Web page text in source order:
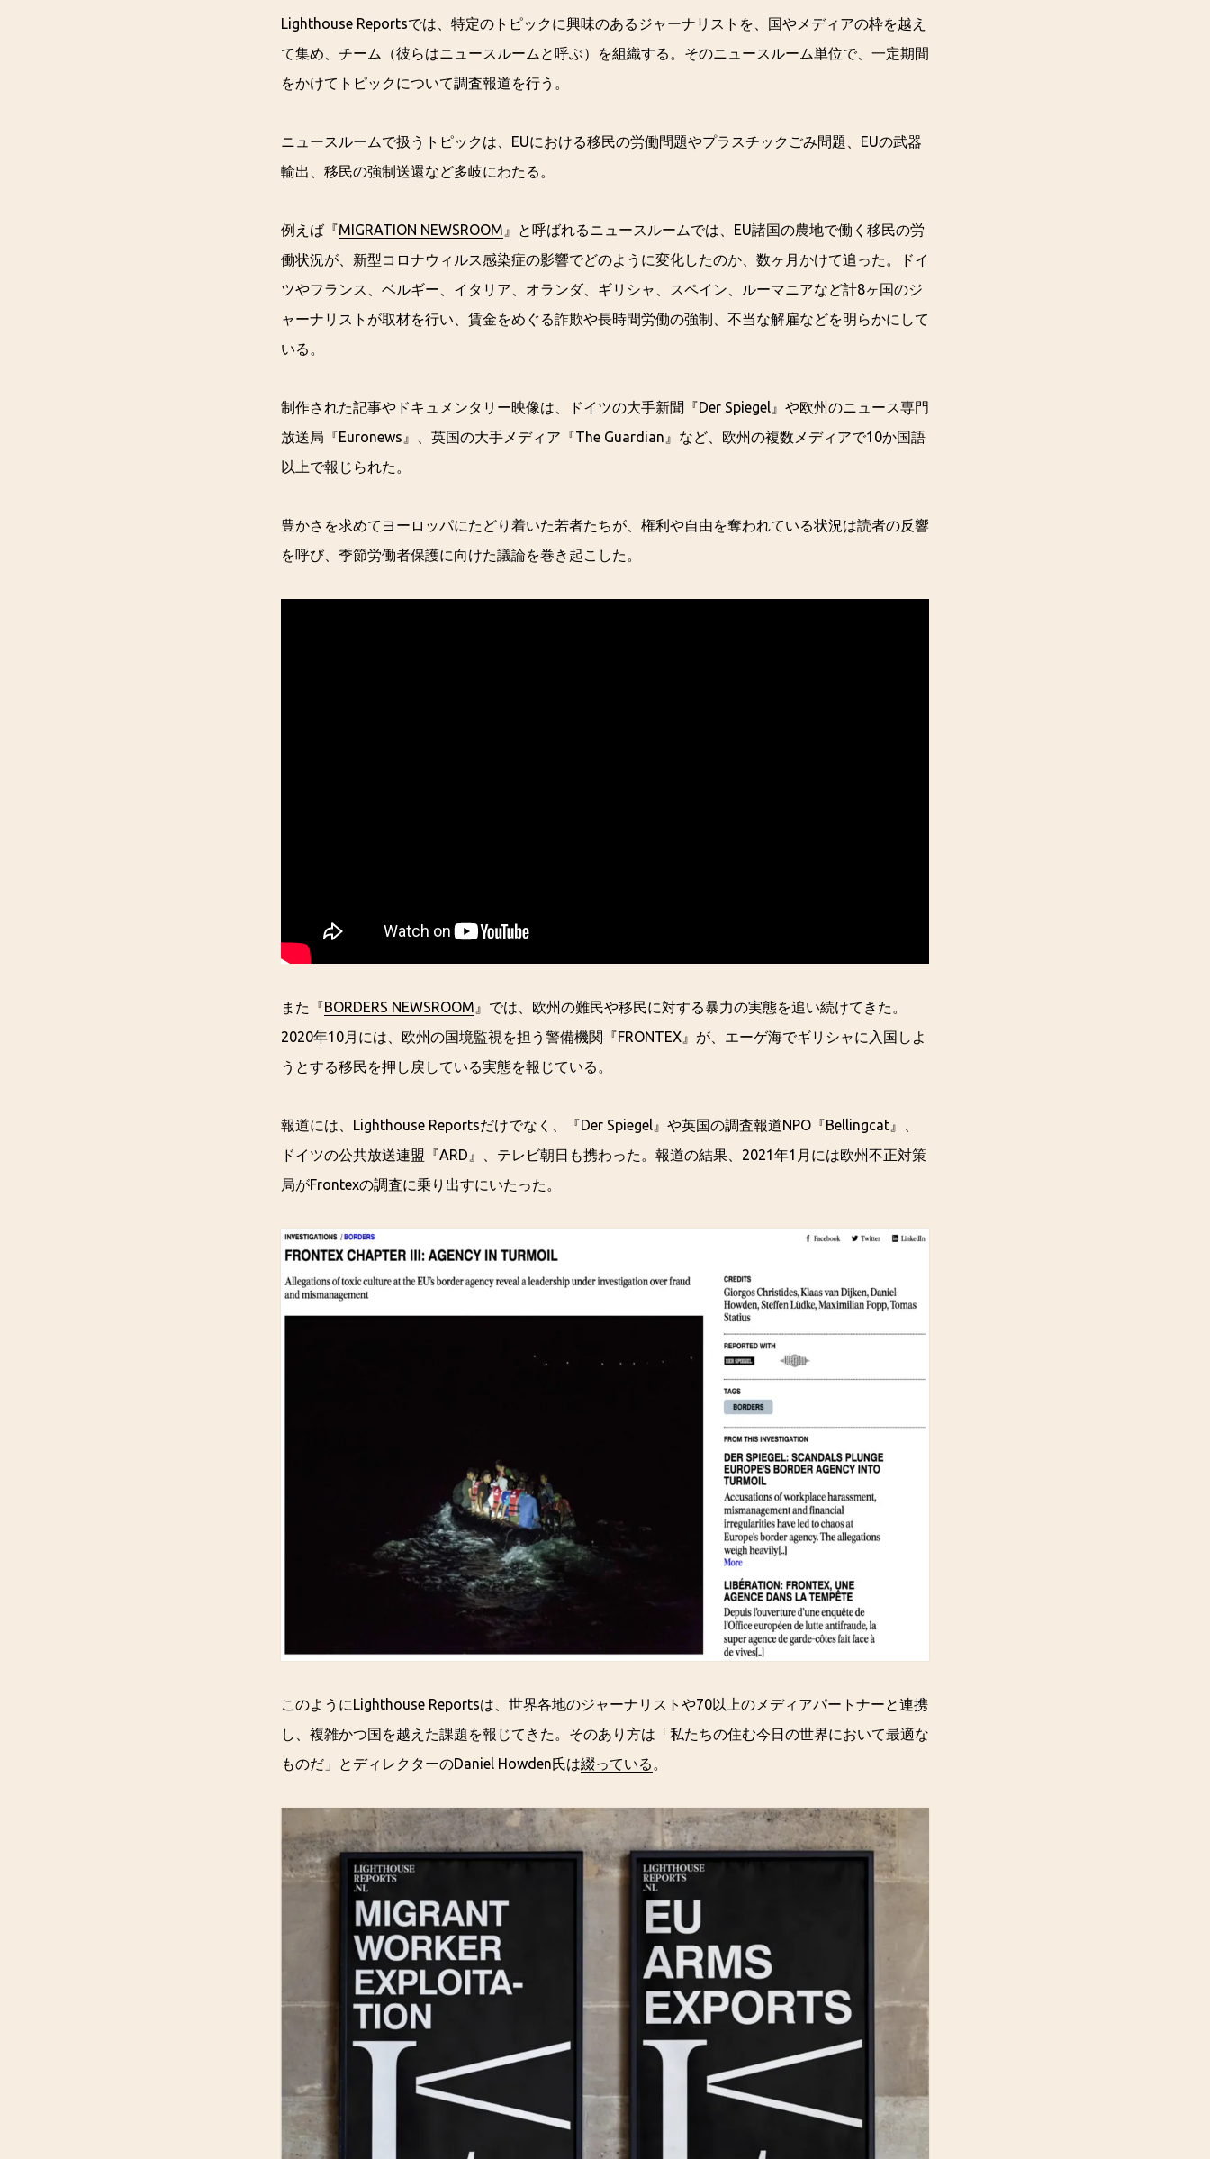
Lighthouse Reportsでは、特定のトピックに興味のあるジャーナリストを、国やメディアの枠を越え
て集め、チーム（彼らはニュースルームと呼ぶ）を組織する。そのニュースルーム単位で、一定期間
をかけてトピックについて調査報道を行う。
ニュースルームで扱うトピックは、EUにおける移民の労働問題やプラスチックごみ問題、EUの武器
輸出、移民の強制送還など多岐にわたる。
例えば『MIGRATION NEWSROOM 』と呼ばれるニュースルームでは、EU諸国の農地で働く移民の労
働状況が、新型コロナウィルス感染症の影響でどのように変化したのか、数ヶ月かけて追った。ドイ
ツやフランス、ベルギー、イタリア、オランダ、ギリシャ、スペイン、ルーマニアなど計8ヶ国のジ
ャーナリストが取材を行い、賃金をめぐる詐欺や長時間労働の強制、不当な解雇などを明らかにして
いる。
制作された記事やドキュメンタリー映像は、ドイツの大手新聞『Der Spiegel』や欧州のニュース専門
放送局『Euronews』、英国の大手メディア『The Guardian』など、欧州の複数メディアで10か国語
以上で報じられた。
豊かさを求めてヨーロッパにたどり着いた若者たちが、権利や自由を奪われている状況は読者の反響
を呼び、季節労働者保護に向けた議論を巻き起こした。
また『BORDERS NEWSROOM 』では、欧州の難民や移民に対する暴力の実態を追い続けてきた。
2020年10月には、欧州の国境監視を担う警備機関『FRONTEX』が、エーゲ海でギリシャに入国しよ
うとする移民を押し戻している実態を報じている 。
報道には、Lighthouse Reportsだけでなく、『Der Spiegel』や英国の調査報道NPO『Bellingcat』、
ドイツの公共放送連盟『ARD』、テレビ朝日も携わった。報道の結果、2021年1月には欧州不正対策
局がFrontexの調査に乗り出すにいたった。
このようにLighthouse Reportsは、世界各地のジャーナリストや70以上のメディアパートナーと連携
し、複雑かつ国を越えた課題を報じてきた。そのあり方は「私たちの住む今日の世界において最適な
ものだ」とディレクターのDaniel Howden氏は綴っている 。